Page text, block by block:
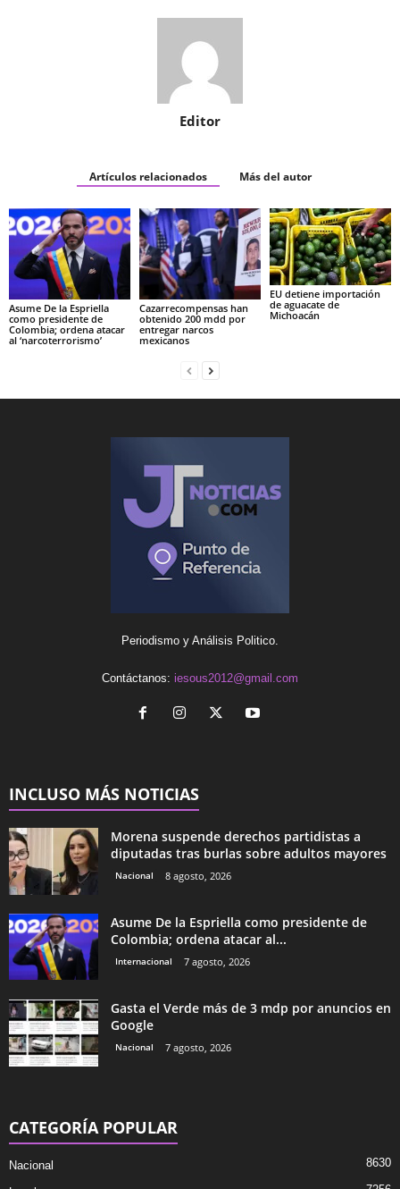
Editor
Artículos relacionados Más del autor
Asume De la Espriella
como presidente de
Colombia; ordena atacar
al ‘narcoterrorismo’
Cazarrecompensas han
obtenido 200 mdd por
entregar narcos
mexicanos
EU detiene importación
de aguacate de
Michoacán
Periodismo y Análisis Politico.
Contáctanos: iesous2012@gmail.com
INCLUSO MÁS NOTICIAS
Morena suspende derechos partidistas a
diputadas tras burlas sobre adultos mayores
Nacional 8 agosto, 2026
Asume De la Espriella como presidente de
Colombia; ordena atacar al...
Internacional 7 agosto, 2026
Gasta el Verde más de 3 mdp por anuncios en
Google
Nacional 7 agosto, 2026
CATEGORÍA POPULAR
Nacional 8630